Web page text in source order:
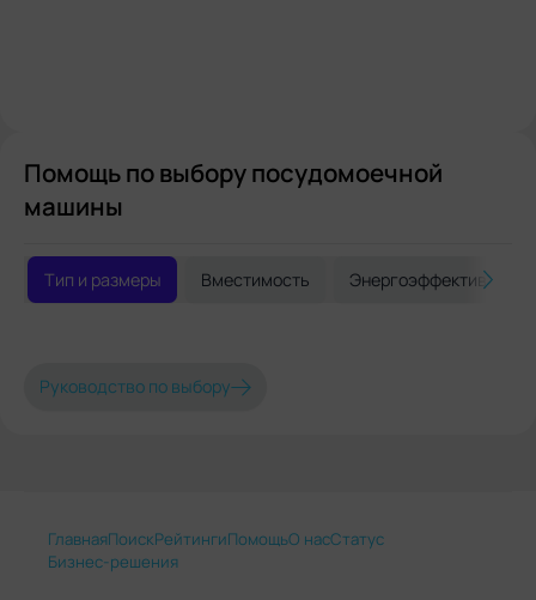
Помощь по выбору посудомоечной
машины
Тип и размеры Вместимость Энергоэффективность
Руководство по выбору
ГлавнаяПоискРейтингиПомощьО насСтатус
Бизнес-решения